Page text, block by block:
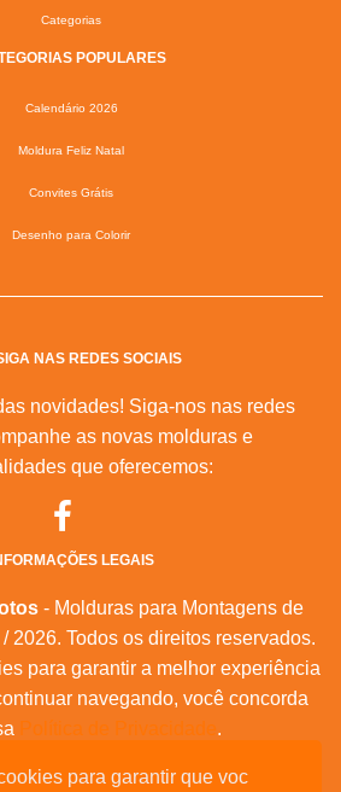
para garantir que voc
Categorias
POPULARES
Calendário 2026
Moldura Feliz Natal
Convites Grátis
Desenho para Colorir
NAS REDES SOCIAIS
novidades! Siga-nos nas redes
as novas molduras e
que oferecemos:
LEGAIS
- Molduras para Montagens de
2026. Todos os direitos reservados.
para garantir a melhor experiência
navegando, você concorda
Política de Privacidade.
|Feeds RSS |Sobre Nós